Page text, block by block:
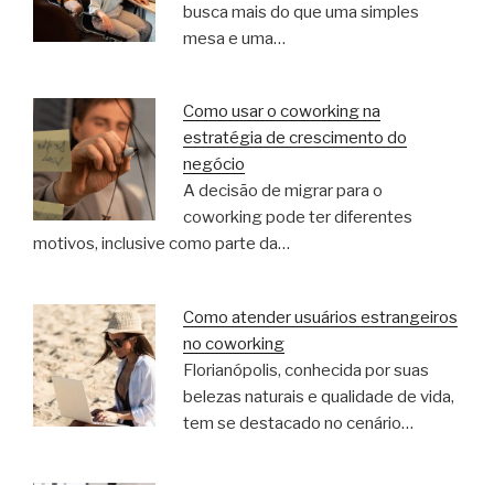
busca mais do que uma simples
mesa e uma…
Como usar o coworking na
estratégia de crescimento do
negócio
A decisão de migrar para o
coworking pode ter diferentes
motivos, inclusive como parte da…
Como atender usuários estrangeiros
no coworking
Florianópolis, conhecida por suas
belezas naturais e qualidade de vida,
tem se destacado no cenário…